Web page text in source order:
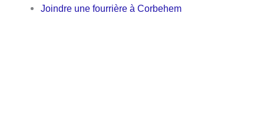
Joindre une fourrière à Corbehem